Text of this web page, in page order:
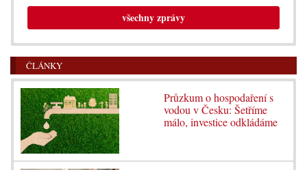
všechny zprávy
ČLÁNKY
Průzkum o hospodaření s
vodou v Česku: Šetříme
málo, investice odkládáme